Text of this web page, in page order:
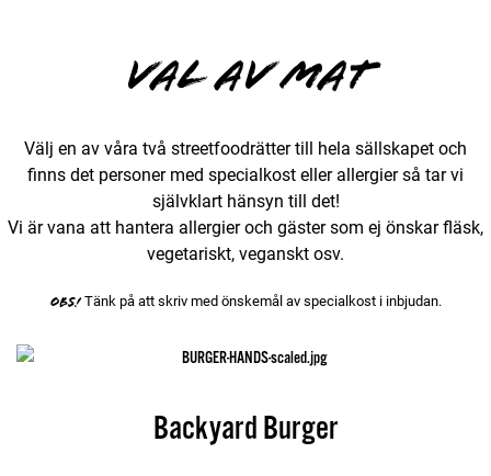
Val av mat
Välj en av våra två streetfoodrätter till hela sällskapet och
finns det personer med specialkost eller allergier så tar vi
självklart hänsyn till det!
Vi är vana att hantera allergier och gäster som ej önskar fläsk,
vegetariskt, veganskt osv.
Obs! Tänk på att skriv med önskemål av specialkost i inbjudan.
Backyard Burger